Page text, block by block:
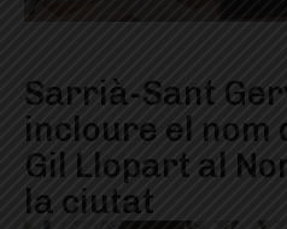
Sarrià-Sant
incloure el nom
Gil Llopart al
la ciutat